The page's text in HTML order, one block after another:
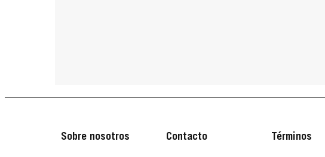
Sobre nosotros Contacto Términos